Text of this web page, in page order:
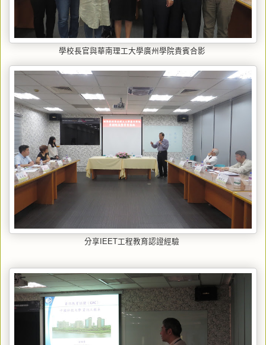
學校長官與華南理工大學廣州學院貴賓合影
分享IEET工程教育認證經驗